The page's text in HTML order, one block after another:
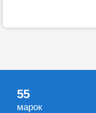
55
марок